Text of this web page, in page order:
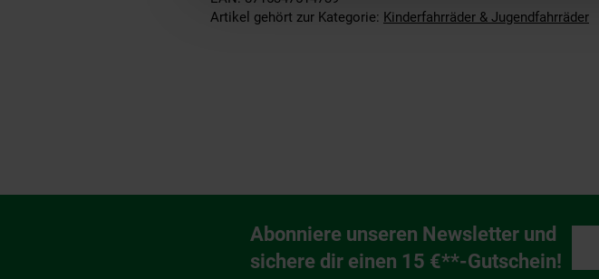
Artikel gehört zur Kategorie: Kinderfahrräder & Jugendfahrräder
Newsletter Anmeldung
Abonniere unseren Newsletter und
sichere dir einen 15 €**-Gutschein!